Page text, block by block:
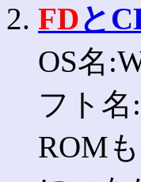
2. FDと
OS名
フト
ROM